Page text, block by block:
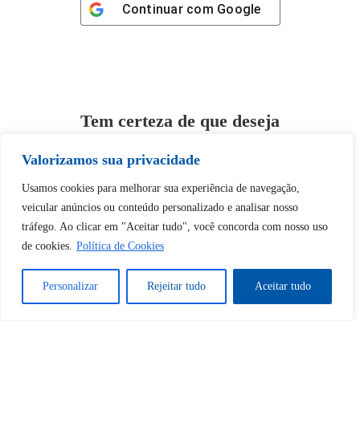
Valorizamos sua privacidade
Usamos cookies para melhorar sua experiência de navegação,
veicular anúncios ou conteúdo personalizado e analisar nosso
tráfego. Ao clicar em "Aceitar tudo", você concorda com nosso uso
de cookies. Política de Cookies
Personalizar Rejeitar tudo Aceitar tudo
Continuar com Google
Tem certeza de que deseja
Desbloquear esquerda : 0